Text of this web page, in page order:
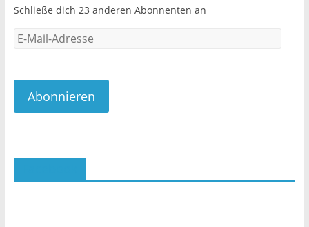
Schließe dich 23 anderen Abonnenten an
E-
Abonnieren